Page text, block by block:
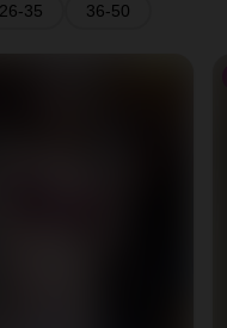
26-35 36-50